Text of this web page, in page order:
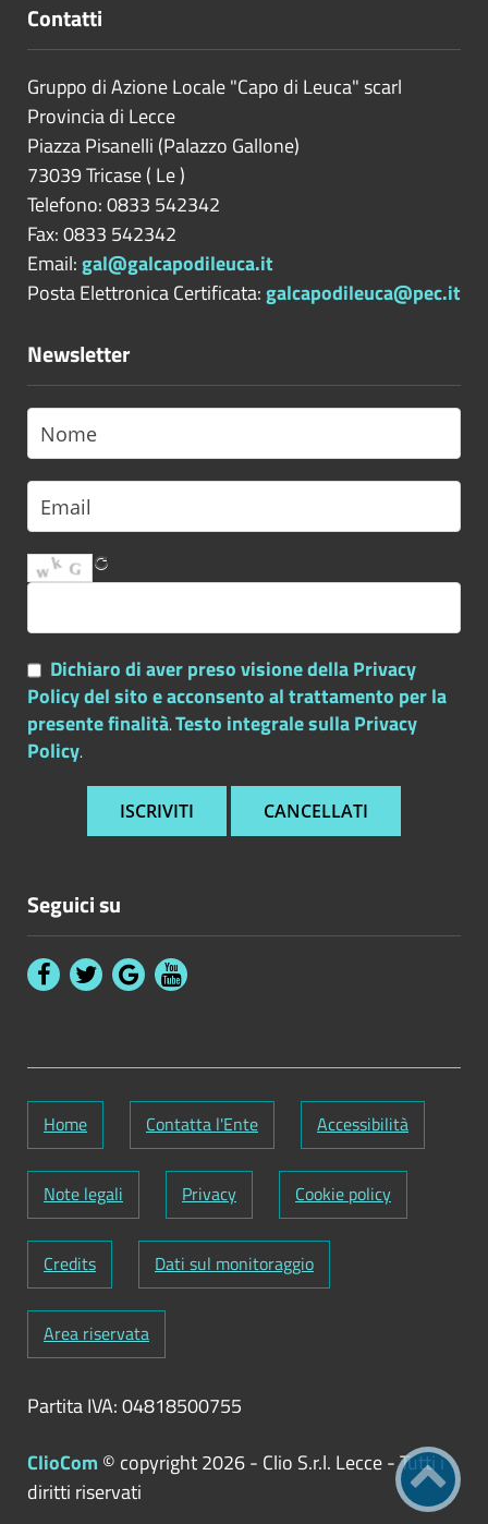
Contatti
Gruppo di Azione Locale "Capo di Leuca" scarl
Provincia di Lecce
Piazza Pisanelli (Palazzo Gallone)
73039Tricase( Le)
Telefono: 0833 542342
Fax: 0833 542342
Email:gal@galcapodileuca.it
Posta Elettronica Certificata:galcapodileuca@pec.it
Newsletter
Dichiaro di aver preso visione della Privacy
Policy del sito e acconsento al trattamento per la
presente finalità.Testo integrale sulla Privacy
Policy.
Seguici su
Home Contatta l'Ente Accessibilità
Note legali Privacy Cookie policy
Credits Dati sul monitoraggio
Area riservata
Partita IVA: 04818500755
ClioCom © copyright 2026 - Clio S.r.l. Lecce - Tutti i
diritti riservati